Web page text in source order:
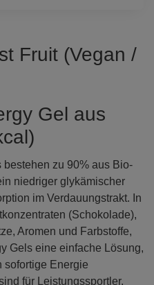
Fruit (Vegan /
Gel aus
zu 90% aus Bio-
niedriger glykämischer
im Verdauungstrakt. In
(Schokolade),
Aromen und Farbstoffe,
Gels eine einfache Lösung,
sofortige Energie
für Leistungssportler,